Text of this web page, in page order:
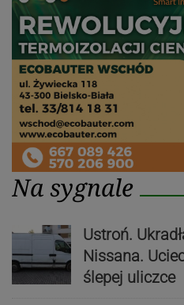
Na sygnale
Ustroń.
Nissana.
ślepej uliczce